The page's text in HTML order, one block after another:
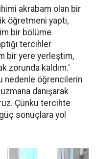
akrabam olan bir
öğretmeni yaptı,
bir bölüme
tercihler
bir yere yerleştim,
zorunda kaldım.'
nedenle öğrencilerin
danışarak
Çünkü tercihte
sonuçlara yol